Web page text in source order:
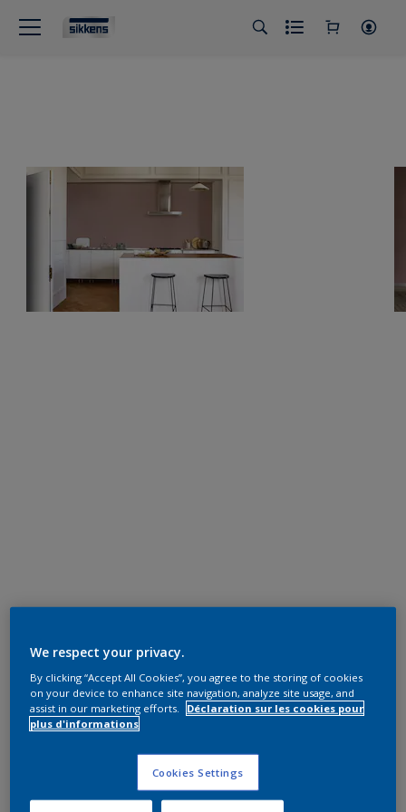
We respect your privacy.
By clicking “Accept All Cookies”, you agree to the storing of cookies
on your device to enhance site navigation, analyze site usage, and
assist in our marketing efforts.
Déclaration sur les cookies pour
plus d'informations
Cookies Settings